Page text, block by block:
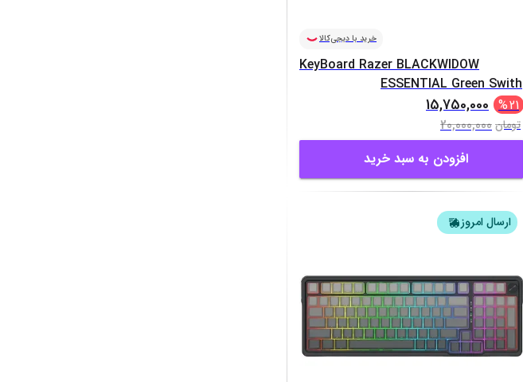
خرید با دیجی‌کالا
KeyBoard Razer BLACKWIDOW
ESSENTIAL Green Swith
15,750,000 %21
20,000,000تومان
افزودن به سبد خرید
ارسال امروز